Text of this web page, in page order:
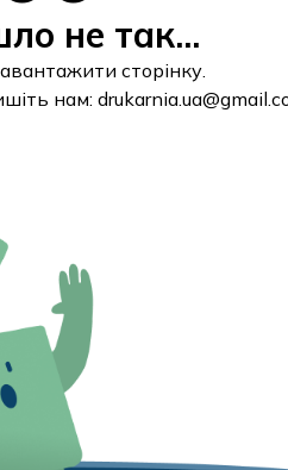
не так...
сторінку.
нам: